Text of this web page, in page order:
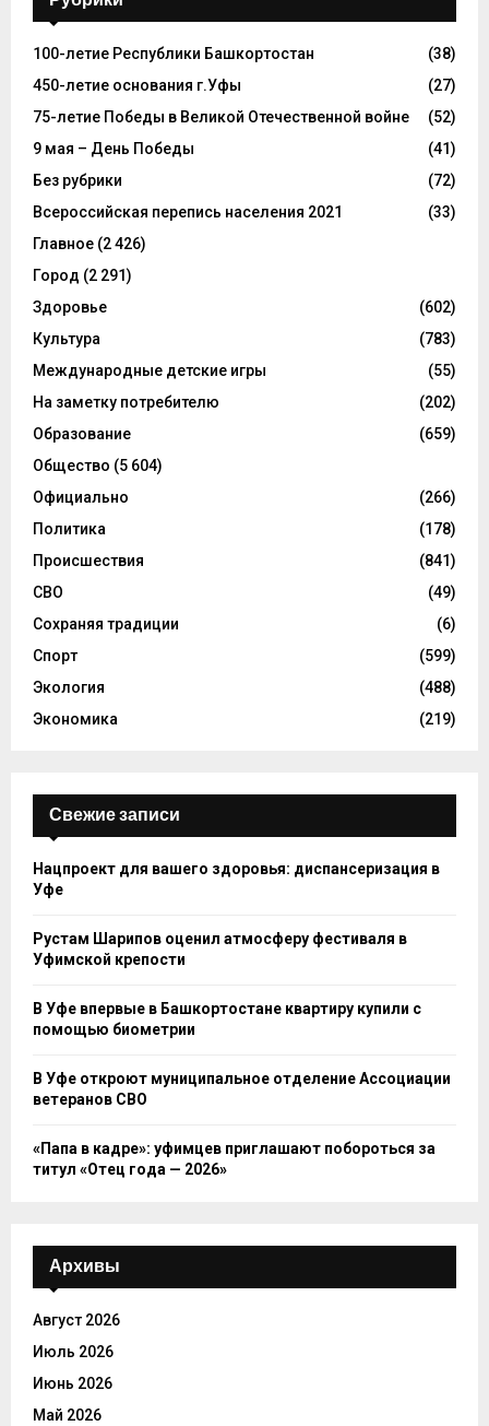
100-летие Республики Башкортостан
(38)
450-летие основания г.Уфы
(27)
75-летие Победы в Великой Отечественной войне
(52)
9 мая – День Победы
(41)
Без рубрики
(72)
Всероссийская перепись населения 2021
(33)
Главное (2 426)
Город (2 291)
Здоровье
(602)
Культура
(783)
Международные детские игры
(55)
На заметку потребителю
(202)
Образование
(659)
Общество (5 604)
Официально
(266)
Политика
(178)
Происшествия
(841)
СВО
(49)
Сохраняя традиции
(6)
Спорт
(599)
Экология
(488)
Экономика
(219)
Свежие записи
Нацпроект для вашего здоровья: диспансеризация в
Уфе
Рустам Шарипов оценил атмосферу фестиваля в
Уфимской крепости
В Уфе впервые в Башкортостане квартиру купили с
помощью биометрии
В Уфе откроют муниципальное отделение Ассоциации
ветеранов СВО
«Папа в кадре»: уфимцев приглашают побороться за
титул «Отец года — 2026»
Архивы
Август 2026
Июль 2026
Июнь 2026
Май 2026